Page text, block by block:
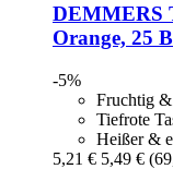
DEMMERS
Orange, 25
-5%
Fruchtig
Tiefrote
Heißer &
5,21 € 5,49 €